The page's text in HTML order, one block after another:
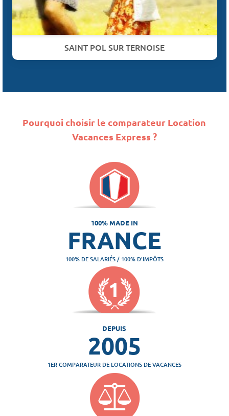
SAINT POL SUR TERNOISE
Pourquoi choisir le comparateur Location
Vacances Express ?
100% MADE IN
FRANCE
100% DE SALARIÉS / 100% D'IMPÔTS
DEPUIS
2005
1ER COMPARATEUR DE LOCATIONS DE VACANCES